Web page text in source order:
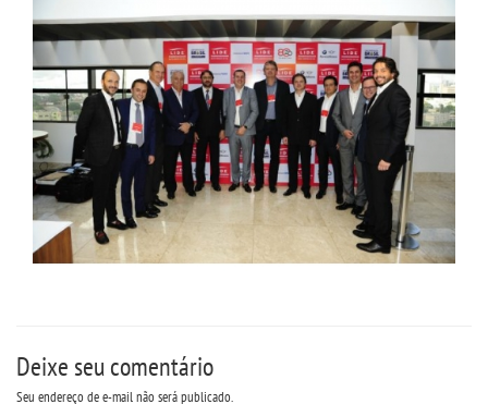
Deixe seu comentário
Seu endereço de e-mail não será publicado.